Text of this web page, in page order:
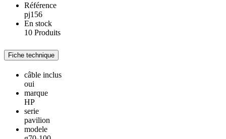
Référence
pj156
En stock
10 Produits
Fiche technique
câble inclus
oui
marque
HP
serie
pavilion
modele